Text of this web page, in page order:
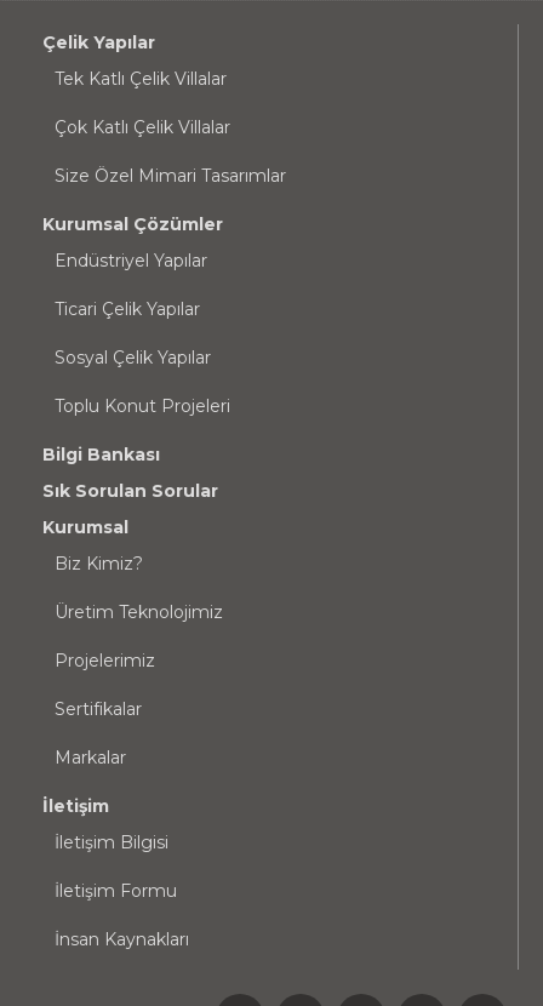
Çelik Yapılar
Tek Katlı Çelik Villalar
Çok Katlı Çelik Villalar
Size Özel Mimari Tasarımlar
Kurumsal Çözümler
Endüstriyel Yapılar
Ticari Çelik Yapılar
Sosyal Çelik Yapılar
Toplu Konut Projeleri
Bilgi Bankası
Sık Sorulan Sorular
Kurumsal
Biz Kimiz?
Üretim Teknolojimiz
Projelerimiz
Sertifikalar
Markalar
İletişim
İletişim Bilgisi
İletişim Formu
İnsan Kaynakları